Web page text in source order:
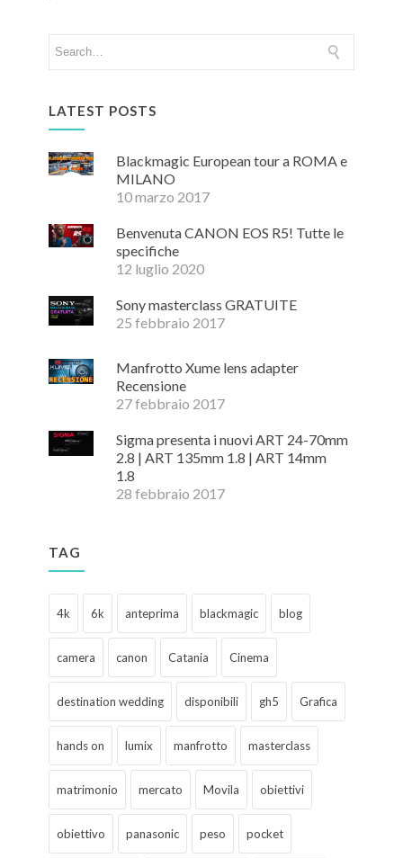
LATEST POSTS
Blackmagic European tour a ROMA e
MILANO
10 marzo 2017
Benvenuta CANON EOS R5! Tutte le
specifiche
12 luglio 2020
Sony masterclass GRATUITE
25 febbraio 2017
Manfrotto Xume lens adapter
Recensione
27 febbraio 2017
Sigma presenta i nuovi ART 24-70mm
2.8 | ART 135mm 1.8 | ART 14mm
1.8
28 febbraio 2017
TAG
4k 6k anteprima blackmagic blog
camera canon Catania Cinema
destination wedding disponibili gh5 Grafica
hands on lumix manfrotto masterclass
matrimonio mercato Movila obiettivi
obiettivo panasonic peso pocket